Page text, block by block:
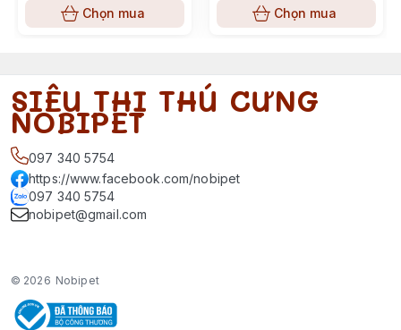
Chọn mua Chọn mua
SIÊU THỊ THÚ CƯNG
NOBIPET
097 340 5754
https://www.facebook.com/nobipet
097 340 5754
nobipet@gmail.com
© 2026 Nobipet